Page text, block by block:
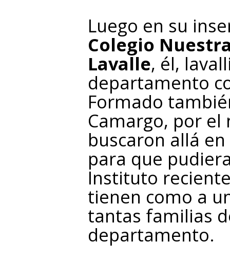
Luego en su
Colegio
Lavalle, él,
departamento
Formado
Camargo, por
buscaron allá
para que
Instituto
tienen como a
tantas familias
departamento.